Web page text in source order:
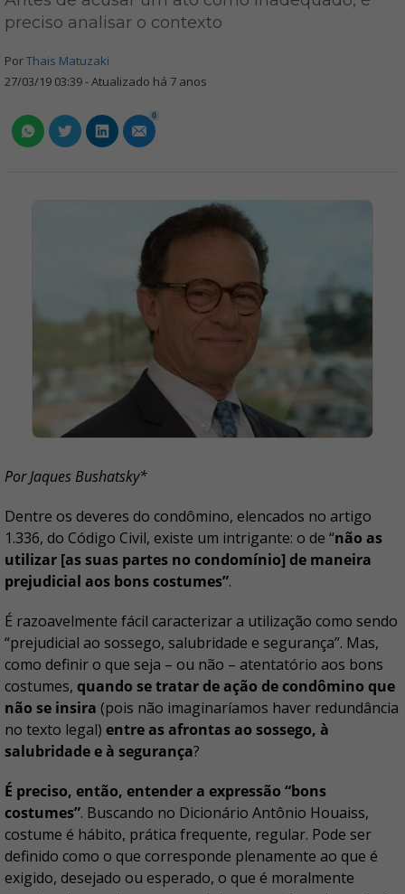
preciso analisar o contexto
PorThais Matuzaki
27/03/19 03:39 - Atualizado há 7 anos
0
Por Jaques Bushatsky*
Dentre os deveres do condômino, elencados no artigo
1.336, do Código Civil, existe um intrigante: o de “não as
utilizar [as suas partes no condomínio] de maneira
prejudicial aos bons costumes”.
É razoavelmente fácil caracterizar a utilização como sendo
“prejudicial ao sossego, salubridade e segurança”. Mas,
como definir o que seja – ou não – atentatório aos bons
costumes, quando se tratar de ação de condômino que
não se insira (pois não imaginaríamos haver redundância
no texto legal) entre as afrontas ao sossego, à
salubridade e à segurança?
É preciso, então, entender a expressão “bons
costumes”. Buscando no Dicionário Antônio Houaiss,
costume é hábito, prática frequente, regular. Pode ser
definido como o que corresponde plenamente ao que é
exigido, desejado ou esperado, o que é moralmente